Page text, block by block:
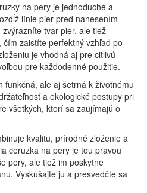
na pery je jednoduché a
línie pier pred nanesením
tvar pier, ale tiež
zaistíte perfektný vzhľad po
je vhodná aj pre citlivú
pre každodenné použitie.
funkčná, ale aj šetrná k životnému
a ekologické postupy pri
všetkých, ktorí sa zaujímajú o
kvalitu, prírodné zloženie a
ceruzka na pery je tou pravou
pery, ale tiež im poskytne
Vyskúšajte ju a presvedčte sa